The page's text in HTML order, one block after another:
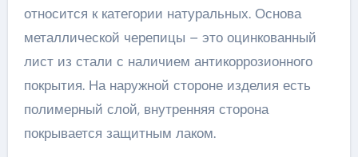
относится к категории натуральных. Основа
металлической черепицы – это оцинкованный
лист из стали с наличием антикоррозионного
покрытия. На наружной стороне изделия есть
полимерный слой, внутренняя сторона
покрывается защитным лаком.